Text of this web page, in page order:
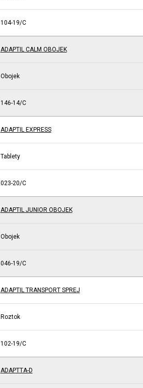
104-19/C
ADAPTIL CALM OBOJEK
Obojek
146-14/C
ADAPTIL EXPRESS
Tablety
023-20/C
ADAPTIL JUNIOR OBOJEK
Obojek
046-19/C
ADAPTIL TRANSPORT SPREJ
Roztok
102-19/C
ADAPTTA-D